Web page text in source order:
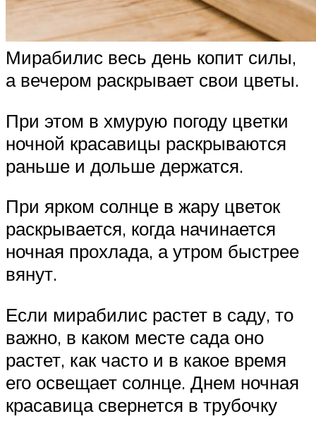
Мирабилис весь день копит силы,
а вечером раскрывает свои цветы.
При этом в хмурую погоду цветки
ночной красавицы раскрываются
раньше и дольше держатся.
При ярком солнце в жару цветок
раскрывается, когда начинается
ночная прохлада, а утром быстрее
вянут.
Если мирабилис растет в саду, то
важно, в каком месте сада оно
растет, как часто и в какое время
его освещает солнце. Днем ночная
красавица свернется в трубочку